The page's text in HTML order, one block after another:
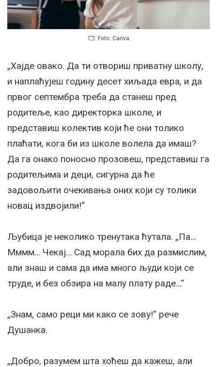
Foto: Canva
„Хајде овако. Да ти отвориш приватну школу,
и наплаћујеш годину десет хиљада евра, и да
првог септембра треба да станеш пред
родитеље, као директорка школе, и
представиш колектив који ће они толико
плаћати, кога би из школе волела да имаш?
Да га онако поносно прозовеш, представиш га
родитељима и деци, сигурна да ће
задовољити очекивања оних који су толики
новац издвојили!“
Љубица је неколико тренутака ћутала. „Па…
Мммм… Чекај… Сад морала бих да размислим,
али знаш и сама да има много људи који се
труде, и без обзира на малу плату раде…“
„Знам, само реци ми како се зову!“ рече
Душанка.
„Добро, разумем шта хоћеш да кажеш, али